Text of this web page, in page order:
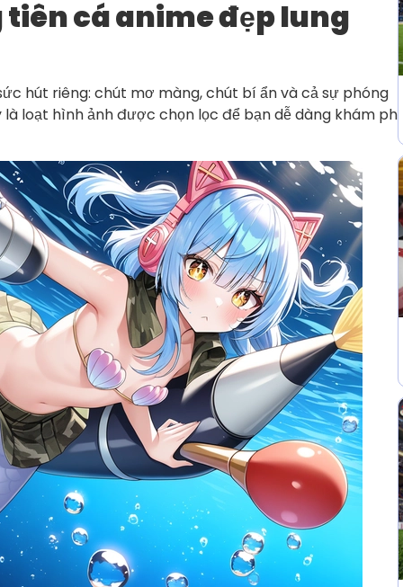
cá anime đẹp lung
hút riêng: chút mơ màng, chút bí ẩn và cả sự phóng
loạt hình ảnh được chọn lọc để bạn dễ dàng khám